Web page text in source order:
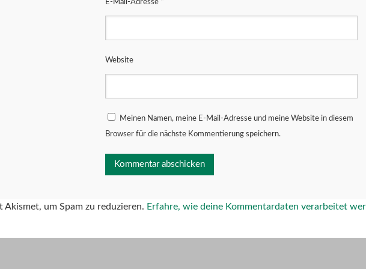
E-Mail-Adresse *
Website
Meinen Namen, meine E-Mail-Adresse und meine Website in diesem
Browser für die nächste Kommentierung speichern.
Akismet, um Spam zu reduzieren. Erfahre, wie deine Kommentardaten verarbeitet